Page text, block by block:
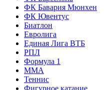
ФК Бавария Мюнхен
ФК Ювентус
Биатлон
Евролига
Единая Лига ВТБ
РПЛ
Формула 1
MMA
Теннис